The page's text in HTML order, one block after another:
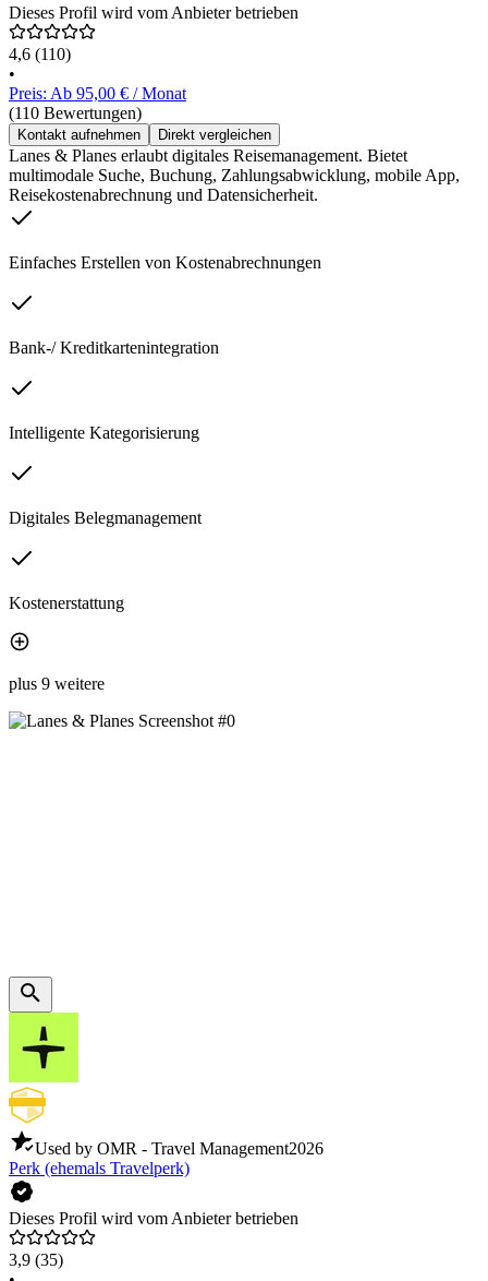
Dieses Profil wird vom Anbieter betrieben
4,6 (110)
•
Preis: Ab 95,00 € / Monat
(110 Bewertungen)
Kontakt aufnehmen Direkt vergleichen
Lanes & Planes erlaubt digitales Reisemanagement. Bietet
multimodale Suche, Buchung, Zahlungsabwicklung, mobile App,
Reisekostenabrechnung und Datensicherheit.
Einfaches Erstellen von Kostenabrechnungen
Bank-/ Kreditkartenintegration
Intelligente Kategorisierung
Digitales Belegmanagement
Kostenerstattung
plus 9 weitere
Used by OMR - Travel Management2026
Perk (ehemals Travelperk)
Dieses Profil wird vom Anbieter betrieben
3,9 (35)